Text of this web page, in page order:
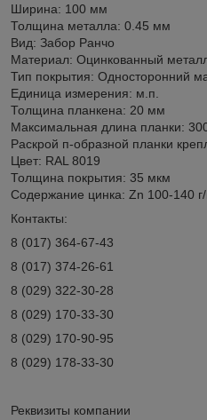
Ширина: 100 мм
Толщина металла: 0.45 мм
Вид: Забор Ранчо
Материал: Оцинкованный
Тип покрытия: Односторонний
Единица измерения: м.п.
Толщина планкена: 20 мм
Максимальная длина планки:
Раскрой п-образной планки
Цвет: RAL 8019
Толщина покрытия: 35 мкм
Содержание цинка: Zn 100-140
Контакты:
8 (017) 364-67-43
8 (017) 374-26-61
8 (029) 322-30-28
8 (029) 170-33-30
8 (029) 170-90-95
8 (029) 178-33-30
Реквизиты компании